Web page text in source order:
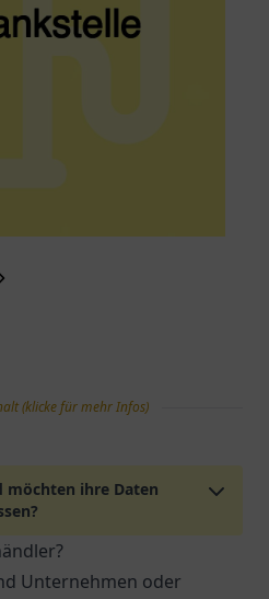
(klicke für mehr Infos)
möchten ihre Daten
Unternehmen oder